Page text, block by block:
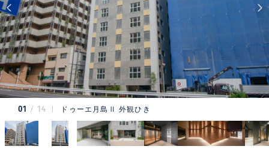
01 14 ドゥーエ月島Ⅱ 外観ひき